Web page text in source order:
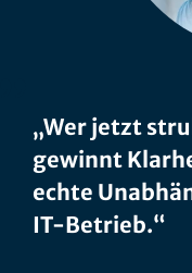
„Wer jetzt
gewinnt
echte
IT‑Betrieb.“